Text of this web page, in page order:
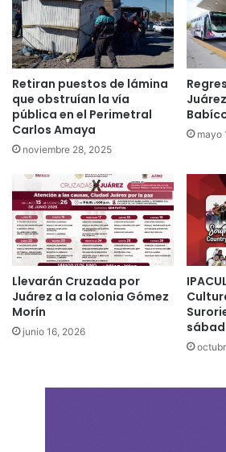
Retiran puestos de lámina
que obstruían la vía
pública en el Perimetral
Carlos Amaya
noviembre 28, 2025
mayo
Llevarán Cruzada por
Juárez a la colonia Gómez
Morín
junio 16, 2026